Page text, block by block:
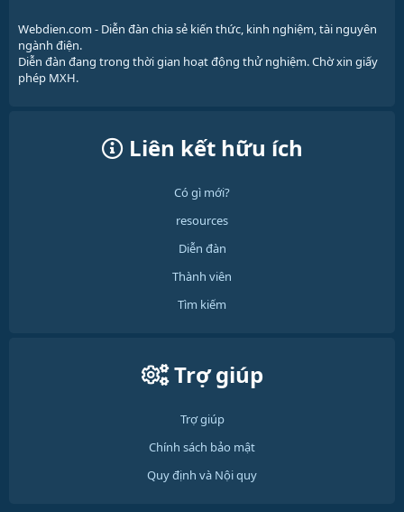
Webdien.com - Diễn đàn chia sẻ kiến thức, kinh nghiệm, tài nguyên
ngành điện.
Diễn đàn đang trong thời gian hoạt động thử nghiệm. Chờ xin giấy
phép MXH.
Liên kết hữu ích
Có gì mới?
resources
Diễn đàn
Thành viên
Tìm kiếm
Trợ giúp
Trợ giúp
Chính sách bảo mật
Quy định và Nội quy